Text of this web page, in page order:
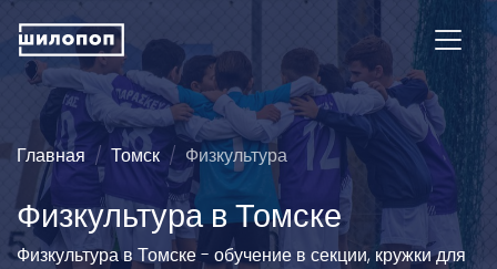
Главная Томск Физкультура
Физкультура в Томске
Физкультура в Томске - обучение в секции, кружки для